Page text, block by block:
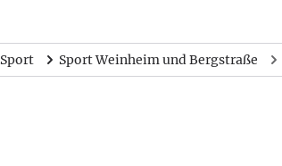
Sport Sport Weinheim und Bergstraße